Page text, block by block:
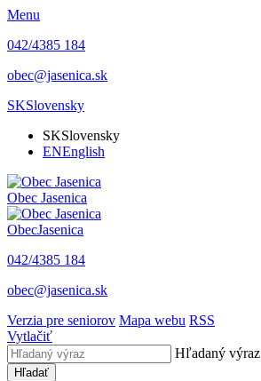
Menu
042/4385 184
obec@jasenica.sk
SKSlovensky
SKSlovensky
ENEnglish
Obec Jasenica
ObecJasenica
042/4385 184
obec@jasenica.sk
Verzia pre seniorov Mapa webu RSS
Vytlačiť
Hľadaný výraz
Hľadať